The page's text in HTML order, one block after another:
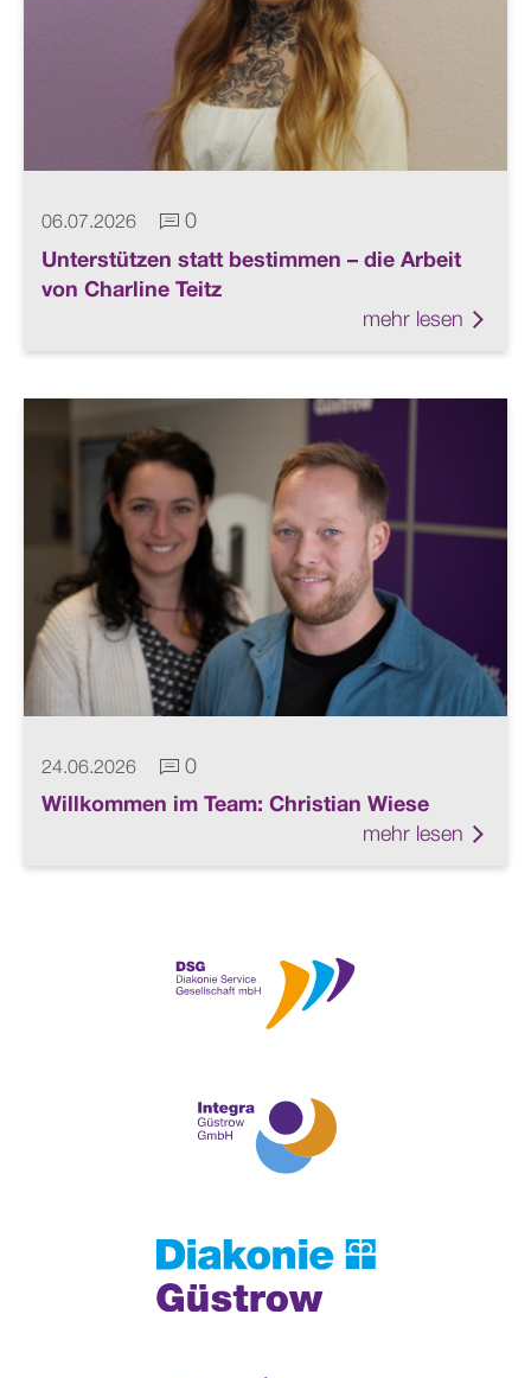
06.07.2026 Kommentare vorhanden
0
Unterstützen statt bestimmen – die Arbeit
von Charline Teitz
mehr lesen
24.06.2026 Kommentare vorhanden
0
Willkommen im Team: Christian Wiese
mehr lesen